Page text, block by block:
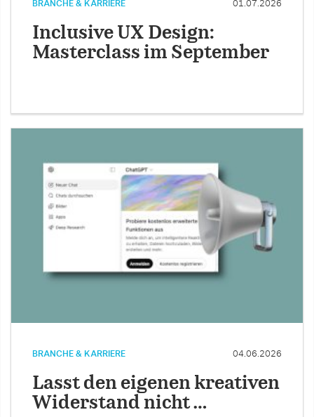
BRANCHE & KARRIERE 01.07.2026
Inclusive UX Design:
Masterclass im September
BRANCHE & KARRIERE 04.06.2026
Lasst den eigenen kreativen
Widerstand nicht …